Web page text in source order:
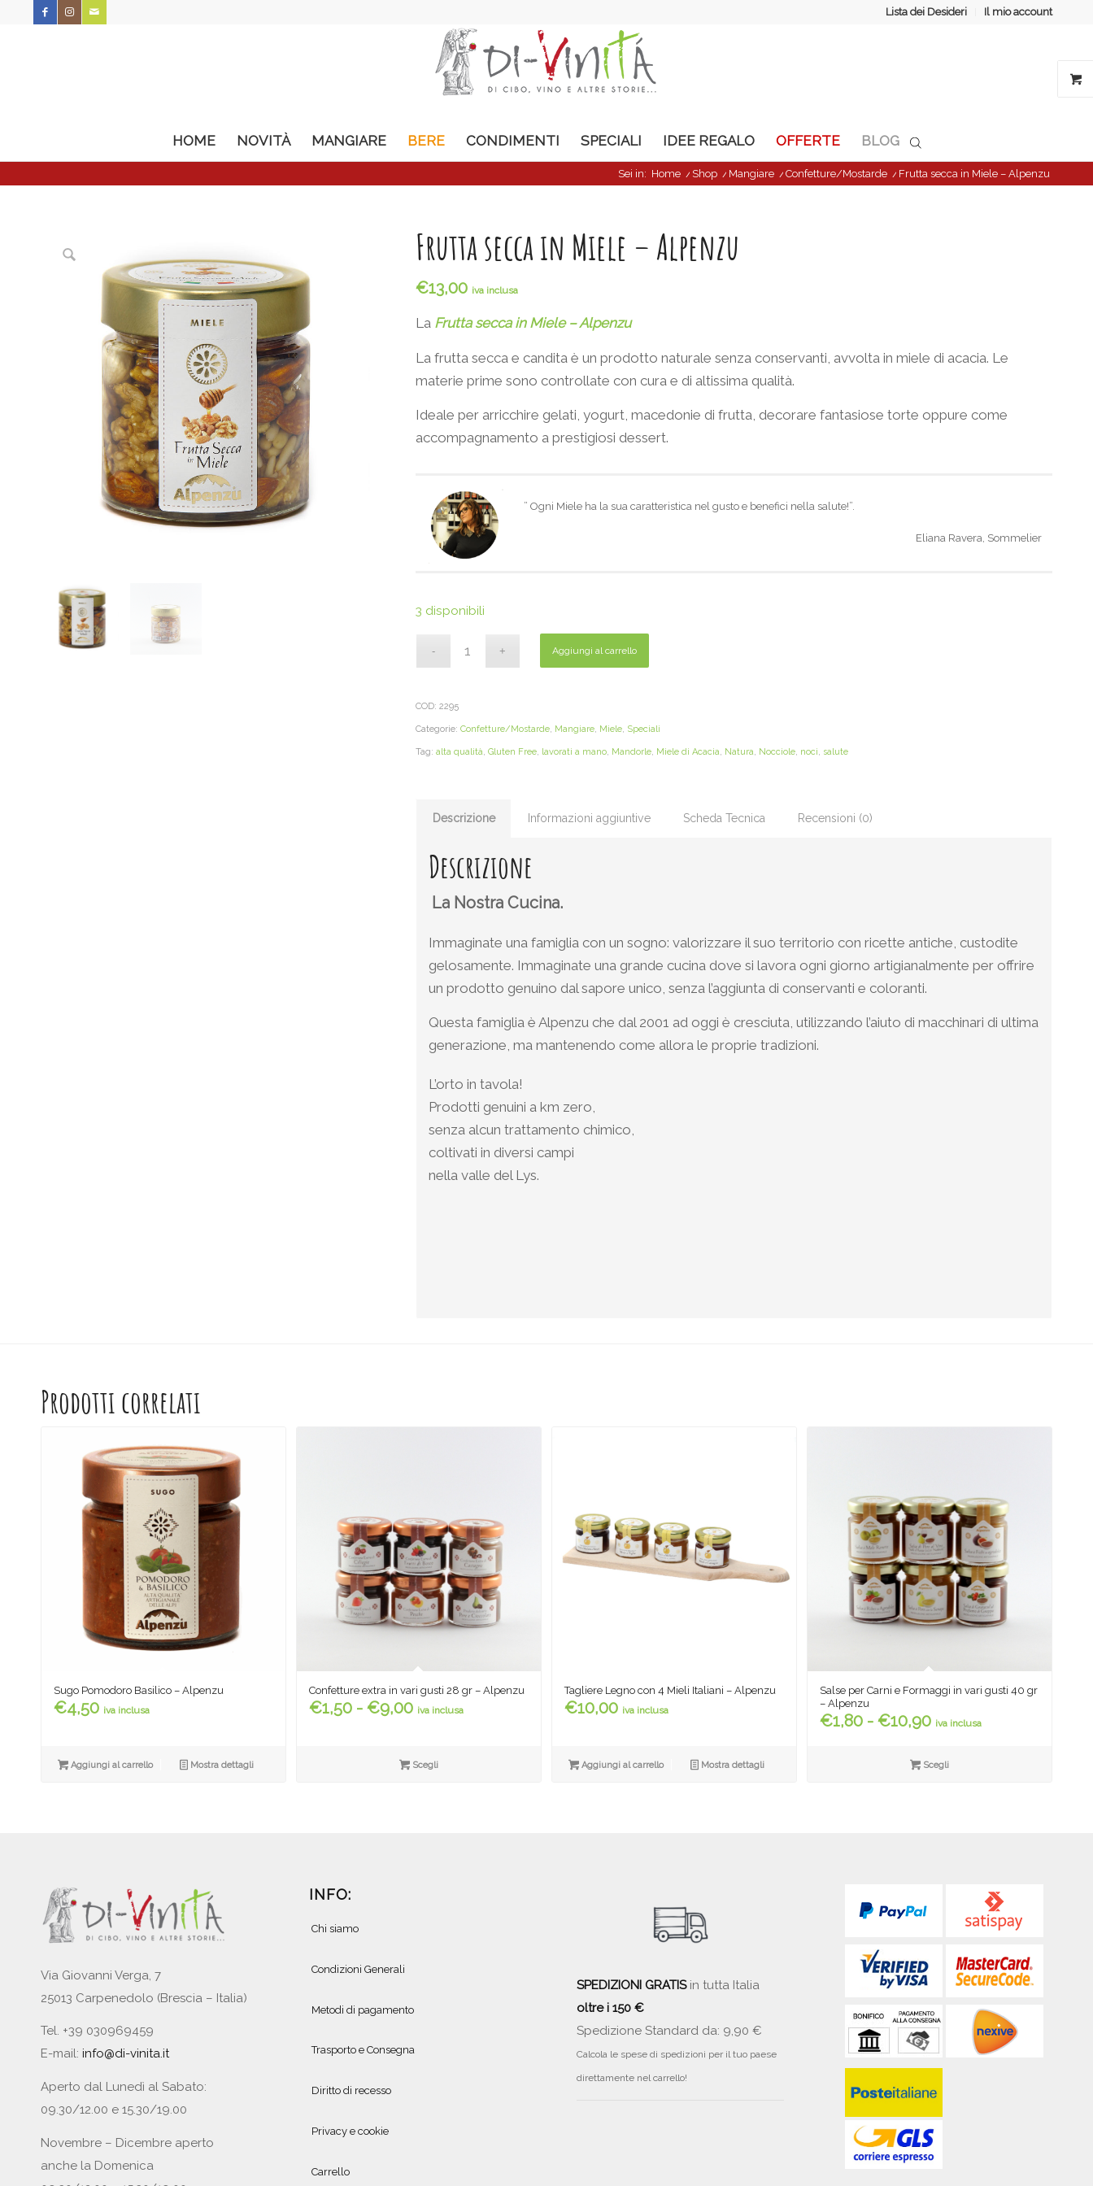
Lista dei Desideri Il mio account
HOME NOVITÀ MANGIARE BERE CONDIMENTI SPECIALI IDEE REGALO OFFERTE BLOG
Sei in: Home / Shop / Mangiare / Confetture/Mostarde / Frutta secca in Miele – Alpenzu
Frutta secca in Miele – Alpenzu
€13,00 iva inclusa
La Frutta secca in Miele – Alpenzu
La frutta secca e candita è un prodotto naturale senza conservanti, avvolta in miele di acacia. Le
materie prime sono controllate con cura e di altissima qualità.
Ideale per arricchire gelati, yogurt, macedonie di frutta, decorare fantasiose torte oppure come
accompagnamento a prestigiosi dessert.
” Ogni Miele ha la sua caratteristica nel gusto e benefici nella salute!”.
Eliana Ravera, Sommelier
3 disponibili
Aggiungi al carrello
COD: 2295
Categorie: Confetture/Mostarde, Mangiare, Miele, Speciali
Tag: alta qualità Gluten Free, lavorati a mano, Mandorle, Miele di Acacia Natura Nocciole, noci salute
Descrizione Informazioni aggiuntive Scheda Tecnica Recensioni (0)
Descrizione
La Nostra Cucina.
Immaginate una famiglia con un sogno: valorizzare il suo territorio con ricette antiche, custodite
gelosamente. Immaginate una grande cucina dove si lavora ogni giorno artigianalmente per offrire
un prodotto genuino dal sapore unico, senza l’aggiunta di conservanti e coloranti.
Questa famiglia è Alpenzu che dal 2001 ad oggi è cresciuta, utilizzando l’aiuto di macchinari di ultima
generazione, ma mantenendo come allora le proprie tradizioni.
L’orto in tavola!
Prodotti genuini a km zero,
senza alcun trattamento chimico,
coltivati in diversi campi
nella valle del Lys.
Prodotti correlati
Sugo Pomodoro Basilico – Alpenzu
€4,50 iva inclusa
Aggiungi al carrello Mostra dettagli
Confetture extra in vari gusti 28 gr – Alpenzu
€1,50 - €9,00Fascia
da
iva inclusa
Scegli
Tagliere Legno con 4 Mieli Italiani – Alpenzu
€10,00 iva inclusa
Aggiungi al carrello Mostra dettagli
Salse per Carni e Formaggi in vari gusti 40 gr
– Alpenzu
€1,80 - €10,90Fascia
prezzo:
iva inclusa
Scegli
Via Giovanni Verga, 7
25013 Carpenedolo (Brescia – Italia)
Tel. +39 030969459
E-mail: info@di-vinita.it
Aperto dal Lunedì al Sabato:
09.30/12.00 e 15.30/19.00
Novembre – Dicembre aperto
anche la Domenica
INFO:
Chi siamo
Condizioni Generali
Metodi di pagamento
Trasporto e Consegna
Diritto di recesso
Privacy e cookie
Carrello
SPEDIZIONI GRATISin tutta Italia
oltre i 150 €
Spedizione Standard da: 9,90 €
Calcola le spese di spedizioni per il tuo paese
direttamente nel carrello!